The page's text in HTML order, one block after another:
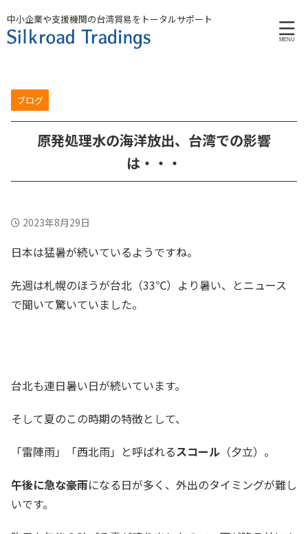
中小企業や支援機関の台湾貿易をトータルサポート
ブログ
原発処理水の海洋放出、台湾での影響
は・・・
2023年8月29日
日本は猛暑が続いているようですね。
先週は札幌のほうが台北（33℃）より暑い、とニュース
で聞いて驚いていました。
台北も連日暑い日が続いています。
そして夏のこの時期の特徴として、
「雷陣雨」「西北雨」と呼ばれるスコール （夕立）。
午後に急な豪雨になる日が多く、外出のタイミングが難し
いです。